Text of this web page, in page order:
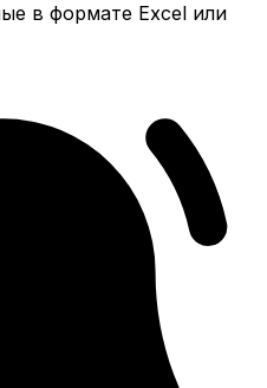
в формате Excel или